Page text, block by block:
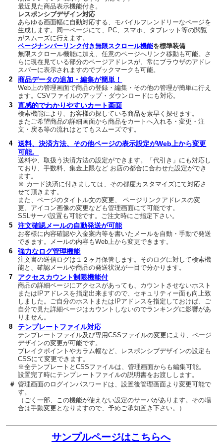
最近見た商品表示機能付き。
レスポンシブデザイン対応
あらゆる画面幅に自動対応する、モバイルフレンドリーなページを
生成します。同一ページにて、PC、スマホ、タブレット等の閲覧
がスムーズに行えます。
ページナンバーリンク付き無限スクロール機能を標準装備
無限スクロール機能に加え、任意のページへリンク移動も可能。さ
らに現在見ている部分のページアドレスが、常にブラウザのアドレ
スバーに表示されますのでブックマークも可能。
2
商品データの追加・編集が簡単！
Web上の管理画面で商品の登録・編集・その他の管理が簡単に行え
ます。CSVファイルのアップ・ダウンロードにも対応。
3
直感的でわかりやすいカート画面
検索機能により、お客様の探している商品を素早く探せます。
またご希望商品の詳細画面から商品をカートへ入れる・変更・注
文・戻る等の流れはとてもスムーズです。
4
送料、決済方法、その他ページの表示設定がWeb上から変更
可能。
送料や、取扱う決済方法の設定ができます。「代引き」にも対応し
ており、手数料、集金上限など お店の都合に合わせた設定ができ
ます。
※ カード決済に付きましては、その都度カスタマイズにて対応さ
せて頂きます。
また、ページのタイトル文の変更、 ページリンクアドレスの変
更、アイコン画像の変更なども管理画面にて可能です。
SSLサーバ設置も可能です。ご注文時にご指定下さい。
5
注文確認メールの自動発送が可能
お客様に内容確認や入金案内等を書いたメールを自動・手動で発送
できます。メールの内容もWeb上から変更できます。
6
強力なログ管理機能
注文書の送信ログは１２ヶ月保管します。そのログに対して検索機
能と、確認メールや商品の発送状況が一目で分かります。
7
アクセスカウント制限機能付
商品の詳細ページにアクセスがあっても、カウントさせないホスト
またはIPアドレスを指定出来ますので、セキュリティー面も向上致
しました。ご自分のホストまたはIPアドレスを指定しておけば、ご
自分で見た詳細ページはカウントしないのでランキングに影響があ
りません。
8
テンプレートファイル対応
テンプレートファイル及び専用CSSファイルの変更により、ページ
デザインの変更が可能です。
ブレイクポイントやカラム幅など、レスポンシブデザインの設定も
CSSにて変更できます。
※全テンプレートとCSSファイルは、管理画面からも編集可能。
設置完了時にテンプレートファイルの説明書をお渡しします。
＃ 管理画面のログインパスワードは、設置後管理画面より変更可能で
す。
（ごく一部、この機能が使えない設定のサーバがあります。その場
合は手動変更となりますので、予めご承知置き下さい。）
サンプルページはこちらへ